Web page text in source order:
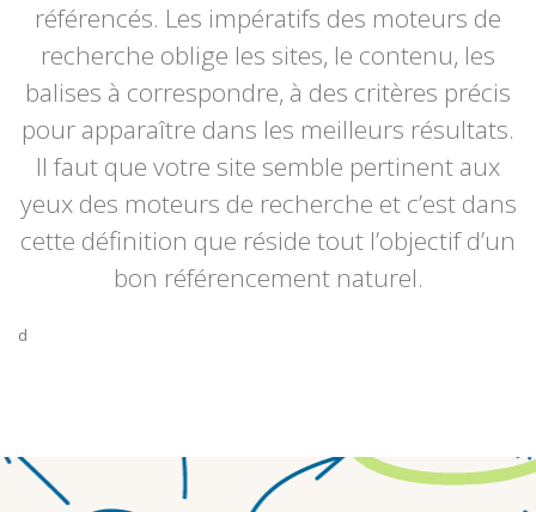
référencés. Les impératifs des moteurs de
recherche oblige les sites, le contenu, les
balises à correspondre, à des critères précis
pour apparaître dans les meilleurs résultats.
Il faut que votre site semble pertinent aux
yeux des moteurs de recherche et c’est dans
cette définition que réside tout l’objectif d’un
bon référencement naturel.
d